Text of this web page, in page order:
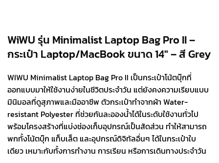
WiWU รุ่น Minimalist Laptop Bag Pro II –
กระเป๋า Laptop/MacBook ขนาด 14″ – สี Grey
WIWU Minimalist Laptop Bag Pro II เป็นกระเป๋าโน้ตบุ๊กที่
ออกแบบมาให้ใช้งานง่ายในชีวิตประจำวัน แต่ยังคงความเรียบแบบ
มินิมอลที่ดูสุภาพและมืออาชีพ ตัวกระเป๋าทำจากผ้า Water-
resistant Polyester ที่ช่วยกันละอองน้ำได้ในระดับใช้งานทั่วไป
พร้อมโครงสร้างที่แบ่งช่องเก็บอุปกรณ์เป็นสัดส่วน ทำให้สามารถ
พกทั้งโน้ตบุ๊ก แท็บเล็ต และอุปกรณ์ดิจิทัลอื่นๆ ได้ในกระเป๋าใบ
เดียว เหมาะกับทั้งการทำงาน การเรียน หรือการเดินทางประจำวัน